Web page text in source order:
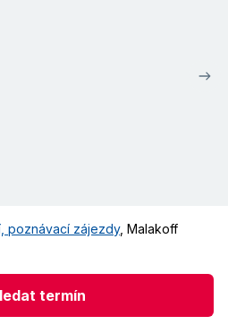
poznávací zájezdy, Malakoff
termín